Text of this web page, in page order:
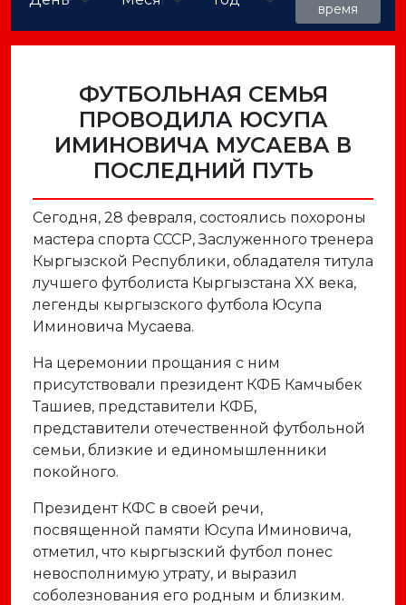
время
ФУТБОЛЬНАЯ СЕМЬЯ
ПРОВОДИЛА ЮСУПА
ИМИНОВИЧА МУСАЕВА В
ПОСЛЕДНИЙ ПУТЬ
Сегодня, 28 февраля, состоялись похороны
мастера спорта СССР, Заслуженного тренера
Кыргызской Республики, обладателя титула
лучшего футболиста Кыргызстана XX века,
легенды кыргызского футбола Юсупа
Иминовича Мусаева.
На церемонии прощания с ним
присутствовали президент КФБ Камчыбек
Ташиев, представители КФБ,
представители отечественной футбольной
семьи, близкие и единомышленники
покойного.
Президент КФС в своей речи,
посвященной памяти Юсупа Иминовича,
отметил, что кыргызский футбол понес
невосполнимую утрату, и выразил
соболезнования его родным и близким.